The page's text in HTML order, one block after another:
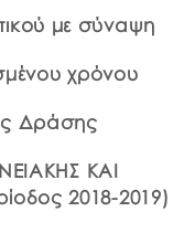
με σύναψη
χρόνου
Δράσης
ΚΑΙ
2018-2019)